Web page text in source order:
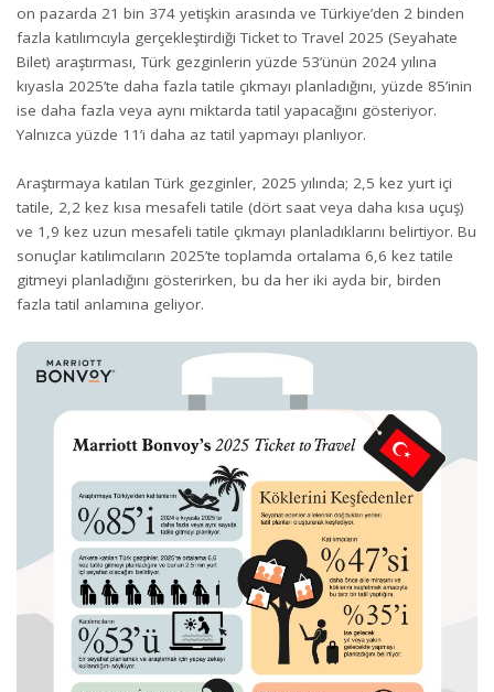
on pazarda 21 bin 374 yetişkin arasında ve Türkiye’den 2 binden
fazla katılımcıyla gerçekleştirdiğiTicket to Travel 2025 (Seyahate
Bilet) araştırması, Türk gezginlerin yüzde 53’ünün 2024 yılına
kıyasla 2025’te daha fazla tatile çıkmayı planladığını, yüzde 85’inin
ise daha fazla veya aynı miktarda tatil yapacağını gösteriyor.
Yalnızca yüzde 11’i daha az tatil yapmayı planlıyor.
Araştırmaya katılan Türk gezginler, 2025 yılında; 2,5 kez yurt içi
tatile, 2,2 kez kısa mesafeli tatile (dört saat veya daha kısa uçuş)
ve 1,9 kez uzun mesafeli tatile çıkmayı planladıklarını belirtiyor. Bu
sonuçlar katılımcıların 2025’te toplamda ortalama 6,6 kez tatile
gitmeyi planladığını gösterirken, bu da her iki ayda bir, birden
fazla tatil anlamına geliyor.